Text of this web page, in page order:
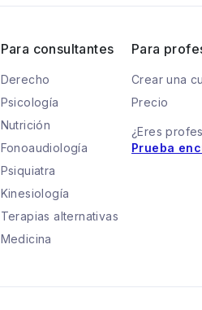
Para consultantes
Derecho
Psicología
Nutrición
Fonoaudiología
Psiquiatra
Kinesiología
Terapias alternativas
Medicina
Para
Crear una
Precio
¿Eres
Prueba